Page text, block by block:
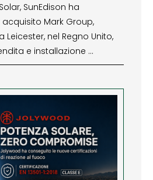
SunEdison ha
Mark Group,
nel Regno Unito,
e installazione …